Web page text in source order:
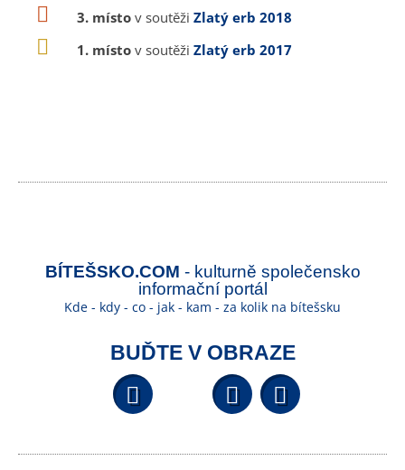
3. místo v soutěži Zlatý erb 2018
1. místo v soutěži Zlatý erb 2017
BÍTEŠSKO.COM - kulturně společensko
informační portál
Kde - kdy - co - jak - kam - za kolik na bítešsku
BUĎTE V OBRAZE
Facebook YouTube